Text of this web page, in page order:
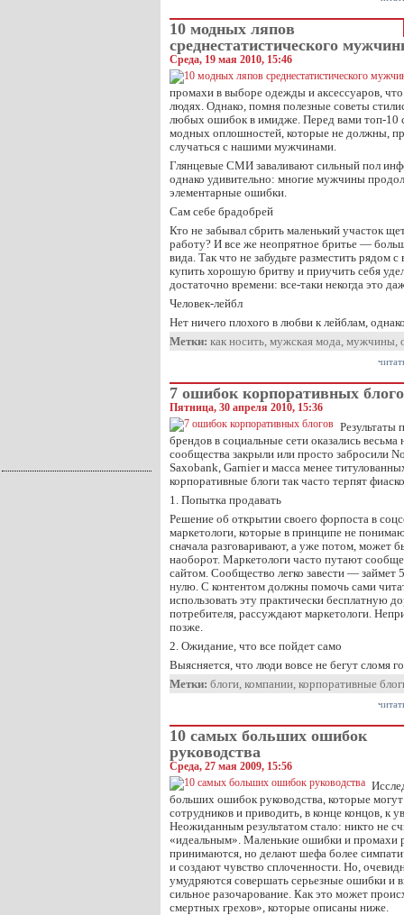
10 модных ляпов
среднестатистического
Среда, 19 мая 2010, 15:46
промахи в выборе одежды и аксессуаров,
людях. Однако, помня полезные советы
любых ошибок в имидже. Перед вами топ-10
модных оплошностей, которые не должны,
случаться с нашими мужчинами.
Глянцевые СМИ заваливают сильный пол
однако удивительно: многие мужчины
элементарные ошибки.
Сам себе брадобрей
Кто не забывал сбрить маленький участок
работу? И все же неопрятное бритье —
вида. Так что не забудьте разместить рядом
купить хорошую бритву и приучить себя
достаточно времени: все-таки некогда это
Человек-лейбл
Нет ничего плохого в любви к лейблам,
Метки: как носить, мужская мода, мужчины,
7 ошибок корпоративных
Пятница, 30 апреля 2010, 15:36
Результаты
брендов в социальные сети оказались
сообщества закрыли или просто забросили
Saxobank, Garnier и масса менее
корпоративные блоги так часто терпят
1. Попытка продавать
Решение об открытии своего форпоста в
маркетологи, которые в принципе не
сначала разговаривают, а уже потом, может
наоборот. Маркетологи часто путают
сайтом. Сообщество легко завести — займет
нулю. С контентом должны помочь сами
использовать эту практически бесплатную
потребителя, рассуждают маркетологи.
позже.
2. Ожидание, что все пойдет само
Выясняется, что люди вовсе не бегут сломя
Метки: блоги, компании, корпоративные
10 самых больших ошибок
руководства
Среда, 27 мая 2009, 15:56
больших ошибок руководства, которые
сотрудников и приводить, в конце концов, к
Неожиданным результатом стало: никто не
«идеальным». Маленькие ошибки и промахи
принимаются, но делают шефа более
и создают чувство сплоченности. Но,
умудряются совершать серьезные ошибки и
сильное разочарование. Как это может
смертных грехов», которые описаны ниже.